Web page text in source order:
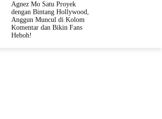
Agnez Mo Satu Proyek
dengan Bintang Hollywood,
Anggun Muncul di Kolom
Komentar dan Bikin Fans
Heboh!